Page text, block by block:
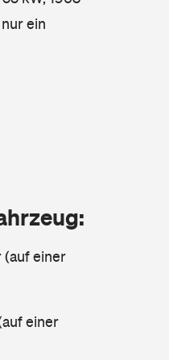
ein
(auf einer
einer